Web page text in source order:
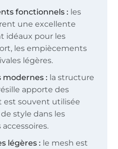
fonctionnels : les
une excellente
idéaux pour les
les empiècements
légères.
modernes : la structure
apporte des
est souvent utilisée
style dans les
légères : le mesh est